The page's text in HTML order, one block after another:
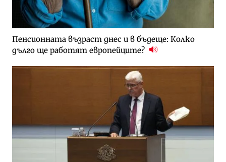
Пенсионната възраст днес и в бъдеще: Колко
дълго ще работят европейците?